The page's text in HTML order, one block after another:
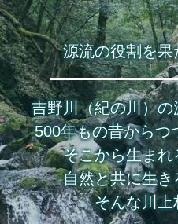
源流の役割を
吉野川（紀の川）
500年もの昔からつ
そこから生ま
自然と共に生
そんな川上